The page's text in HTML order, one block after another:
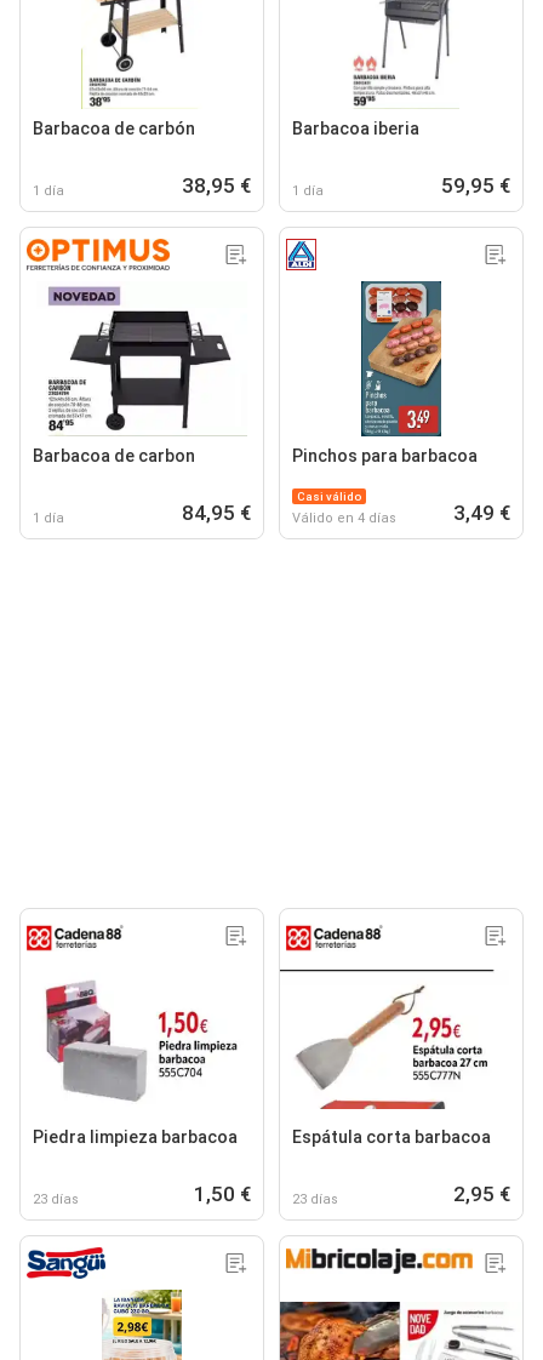
Barbacoa de carbón
1 día 38,95 €
Barbacoa iberia
1 día 59,95 €
Barbacoa de carbon
1 día 84,95 €
Pinchos para barbacoa
Casi válido
Válido en 4 días 3,49 €
Piedra limpieza barbacoa
23 días 1,50 €
Espátula corta barbacoa
23 días 2,95 €